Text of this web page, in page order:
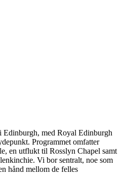
med Royal Edinburgh
Programmet omfatter
en utflukt til Rosslyn Chapel samt
Vi bor sentralt, noe som
hånd mellom de felles